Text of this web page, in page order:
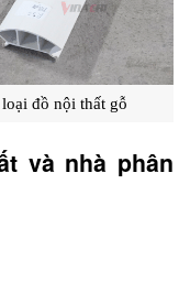
đồ nội thất gỗ
và nhà phân